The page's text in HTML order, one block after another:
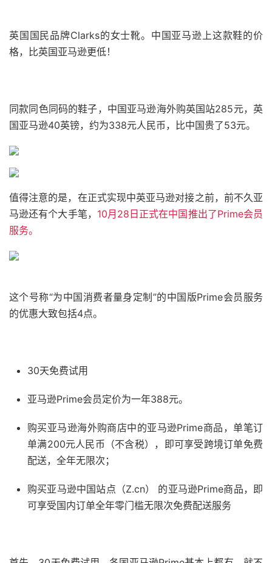
英国国民品牌Clarks的女士靴。中国亚马逊上这款鞋的价
格，比英国亚马逊更低！
同款同色同码的鞋子，中国亚马逊海外购英国站285元，英
国亚马逊40英镑，约为338元人民币，比中国贵了53元。
值得注意的是，在正式实现中英亚马逊对接之前，前不久亚
马逊还有个大手笔， 10月28日正式在中国推出了Prime会员
服务。
这个号称“为中国消费者量身定制”的中国版Prime会员服务
的优惠大致包括4点。
30天免费试用
亚马逊Prime会员定价为一年388元。
购买亚马逊海外购商店中的亚马逊Prime商品，单笔订
单满200元人民币（不含税），即可享受跨境订单免费
配送，全年无限次；
购买亚马逊中国站点（Z.cn） 的亚马逊Prime商品，即
可享受国内订单全年零门槛无限次免费配送服务